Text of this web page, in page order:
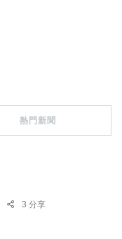
熱門新聞
3 分享